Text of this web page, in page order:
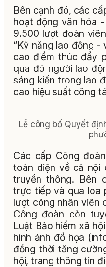
Bên cạnh đó, các
hoạt động văn hóa
9.500 lượt đoàn
“Kỹ năng lao động -
cao điểm thúc đẩy
qua đó người lao
sáng kiến trong lao
cao hiệu suất công
Lễ công bố Quyết
Các cấp Công
toàn diện về cả nội
truyền thông. Bên
trực tiếp và qua loa
lượt công nhân viên
Công đoàn còn
Luật Bảo hiểm xã
hình ảnh đồ họa
đồng thời tăng
hội, trang thông tin